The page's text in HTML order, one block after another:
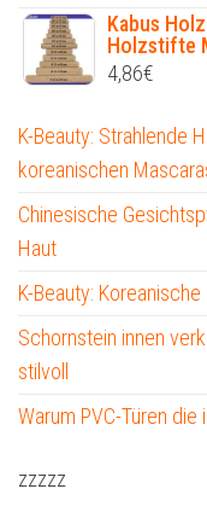
Kabus
Holzstifte
4,86€
K-Beauty: Strahlende
koreanischen
Chinesische
Haut
K-Beauty:
Schornstein innen
stilvoll
Warum PVC-Türen
zzzzz